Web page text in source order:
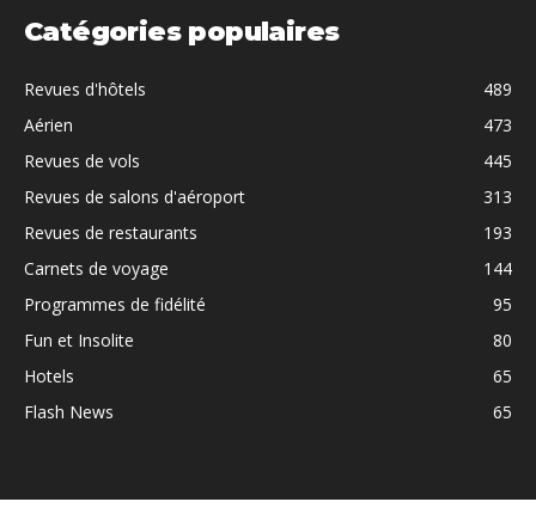
Catégories populaires
Revues d'hôtels
489
Aérien
473
Revues de vols
445
Revues de salons d'aéroport
313
Revues de restaurants
193
Carnets de voyage
144
Programmes de fidélité
95
Fun et Insolite
80
Hotels
65
Flash News
65